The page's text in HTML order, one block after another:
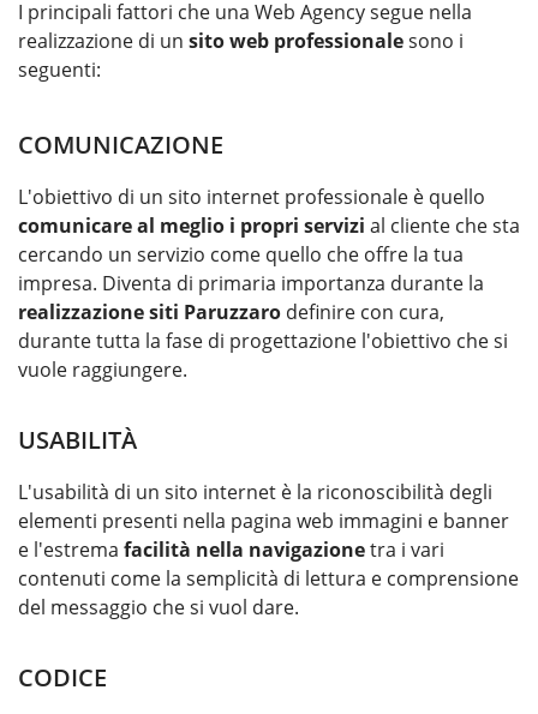
I principali fattori che una Web Agency segue nella
realizzazione di un sito web professionalesono i
seguenti:
COMUNICAZIONE
L'obiettivo di un sito internet professionale è quello
comunicare al meglio i propri servizi al cliente che sta
cercando un servizio come quello che offre la tua
impresa. Diventa di primaria importanza durante la
realizzazione siti Paruzzaro definire con cura,
durante tutta la fase di progettazione l'obiettivo che si
vuole raggiungere.
USABILITÀ
L'usabilità di un sito internet è la riconoscibilità degli
elementi presenti nella pagina web immagini e banner
e l'estrema facilità nella navigazionetra i vari
contenuti come la semplicità di lettura e comprensione
del messaggio che si vuol dare.
CODICE